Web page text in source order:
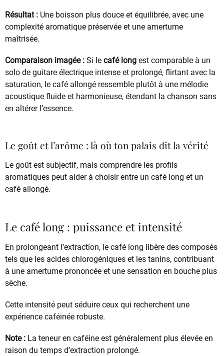
Résultat : Une boisson plus douce et équilibrée, avec une
complexité aromatique préservée et une amertume
maîtrisée.
Comparaison imagée : Si le café long est comparable à un
solo de guitare électrique intense et prolongé, flirtant avec la
saturation, le café allongé ressemble plutôt à une mélodie
acoustique fluide et harmonieuse, étendant la chanson sans
en altérer l’essence.
Le goût et l’arôme : là où ton palais dit la vérité
Le goût est subjectif, mais comprendre les profils
aromatiques peut aider à choisir entre un café long et un
café allongé.
Le café long : puissance et intensité
En prolongeant l’extraction, le café long libère des composés
tels que les acides chlorogéniques et les tanins, contribuant
à une amertume prononcée et une sensation en bouche plus
sèche.
Cette intensité peut séduire ceux qui recherchent une
expérience caféinée robuste.
Note : La teneur en caféine est généralement plus élevée en
raison du temps d’extraction prolongé.